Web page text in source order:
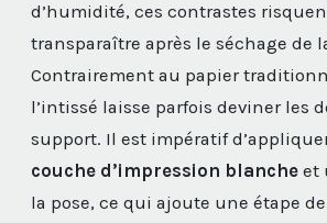
d’humidité, ces contrastes
transparaître après le séchage de
Contrairement au papier
l’intissé laisse parfois deviner les
support. Il est impératif
couche d’impression blanche et
la pose, ce qui ajoute une étape